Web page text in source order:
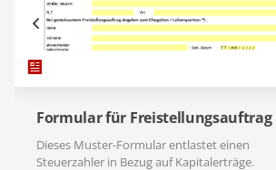
Formular für Freistellungsauftrag
Dieses Muster-Formular entlastet einen
Steuerzahler in Bezug auf Kapitalerträge.